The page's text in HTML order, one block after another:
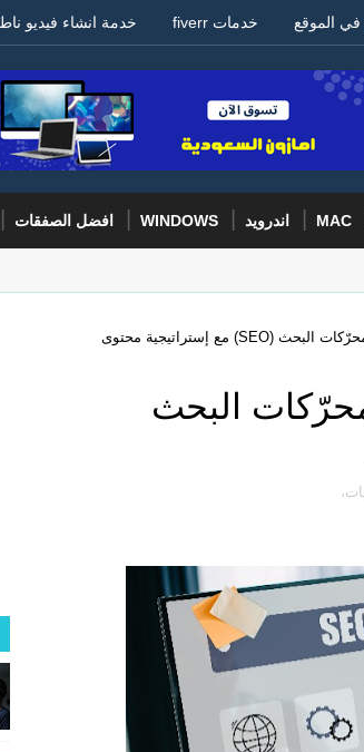
في الموقع خدمات fiverr خدمة انشاء فيديو
MAC اندرويد WINDOWS افضل الصفقات
خدمة كتابة مقالات احترافية مُحسّنة لمحرّكات البحث (SEO) مع إستراتيجية محتوى
البحث